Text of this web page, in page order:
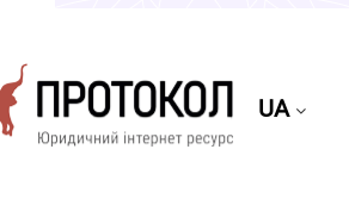
UA